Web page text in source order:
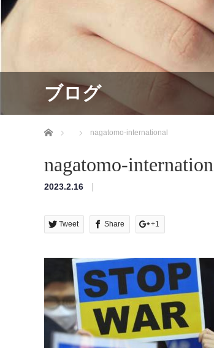
ブログ
ホーム nagatomo-international
nagatomo-
2023.2.16
Tweet Share +1